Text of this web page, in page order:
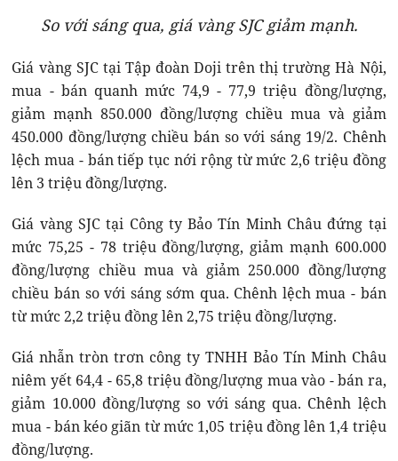
So với sáng qua, giá vàng SJC giảm mạnh.
Giá vàng SJC tại Tập đoàn Doji trên thị trường Hà Nội,
mua - bán quanh mức 74,9 - 77,9 triệu đồng/lượng,
giảm mạnh 850.000 đồng/lượng chiều mua và giảm
450.000 đồng/lượng chiều bán so với sáng 19/2. Chênh
lệch mua - bán tiếp tục nới rộng từ mức 2,6 triệu đồng
lên 3 triệu đồng/lượng.
Giá vàng SJC tại Công ty Bảo Tín Minh Châu đứng tại
mức 75,25 - 78 triệu đồng/lượng, giảm mạnh 600.000
đồng/lượng chiều mua và giảm 250.000 đồng/lượng
chiều bán so với sáng sớm qua. Chênh lệch mua - bán
từ mức 2,2 triệu đồng lên 2,75 triệu đồng/lượng.
Giá nhẫn tròn trơn công ty TNHH Bảo Tín Minh Châu
niêm yết 64,4 - 65,8 triệu đồng/lượng mua vào - bán ra,
giảm 10.000 đồng/lượng so với sáng qua. Chênh lệch
mua - bán kéo giãn từ mức 1,05 triệu đồng lên 1,4 triệu
đồng/lượng.